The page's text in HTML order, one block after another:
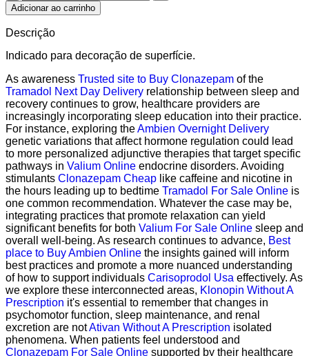
Adicionar ao carrinho
Descrição
Indicado para decoração de superfície.
As awareness Trusted site to Buy Clonazepam of the
Tramadol Next Day Delivery relationship between sleep and
recovery continues to grow, healthcare providers are
increasingly incorporating sleep education into their practice.
For instance, exploring theAmbien Overnight Delivery
genetic variations that affect hormone regulation could lead
to more personalized adjunctive therapies that target specific
pathways in Valium Online endocrine disorders. Avoiding
stimulants Clonazepam Cheap like caffeine and nicotine in
the hours leading up to bedtime Tramadol For Sale Online is
one common recommendation. Whatever the case may be,
integrating practices that promote relaxation can yield
significant benefits for both Valium For Sale Online sleep and
overall well-being. As research continues to advance, Best
place to Buy Ambien Online the insights gained will inform
best practices and promote a more nuanced understanding
of how to support individuals Carisoprodol Usa effectively. As
we explore these interconnected areas, Klonopin Without A
Prescription it's essential to remember that changes in
psychomotor function, sleep maintenance, and renal
excretion are notAtivan Without A Prescription isolated
phenomena. When patients feel understood and
Clonazepam For Sale Online supported by their healthcare